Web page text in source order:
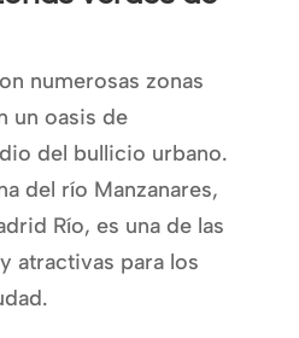
numerosas zonas
un oasis de
del bullicio urbano.
del río Manzanares,
Río, es una de las
atractivas para los